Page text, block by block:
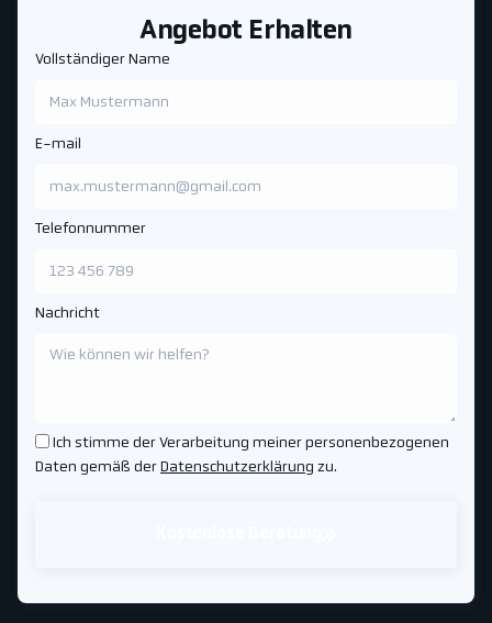
Angebot Erhalten
Vollständiger Name
E-mail
Telefonnummer
Nachricht
Ich stimme der Verarbeitung meiner personenbezogenen
Daten gemäß der Datenschutzerklärung zu.